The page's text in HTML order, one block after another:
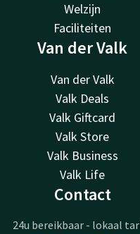
Welzijn
Faciliteiten
Van der Valk
Van der Valk
Valk Deals
Valk Giftcard
Valk Store
Valk Business
Valk Life
Contact
24u bereikbaar - lokaal